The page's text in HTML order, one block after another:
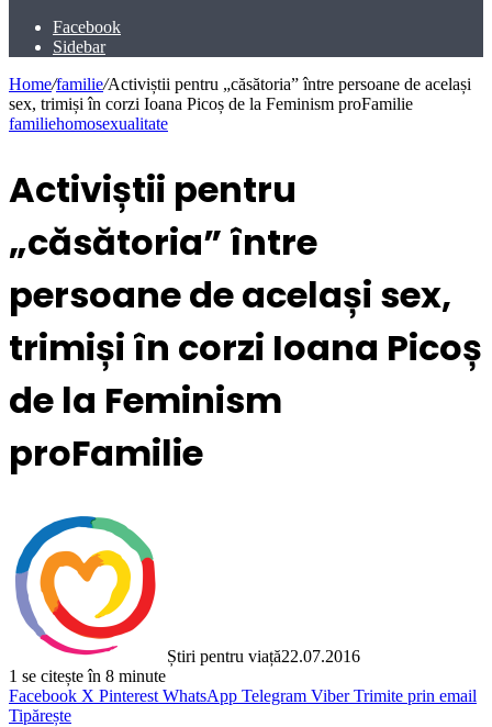
Facebook
Sidebar
Home/familie/Activiștii pentru „căsătoria” între persoane de același
sex, trimiși în corzi Ioana Picoș de la Feminism proFamilie
familiehomosexualitate
Activiștii pentru
„căsătoria” între
persoane de același sex,
trimiși în corzi Ioana Picoș
de la Feminism
proFamilie
Știri pentru viață22.07.2016
1 se citește în 8 minute
Facebook X Pinterest WhatsApp Telegram Viber Trimite prin email
Tipărește